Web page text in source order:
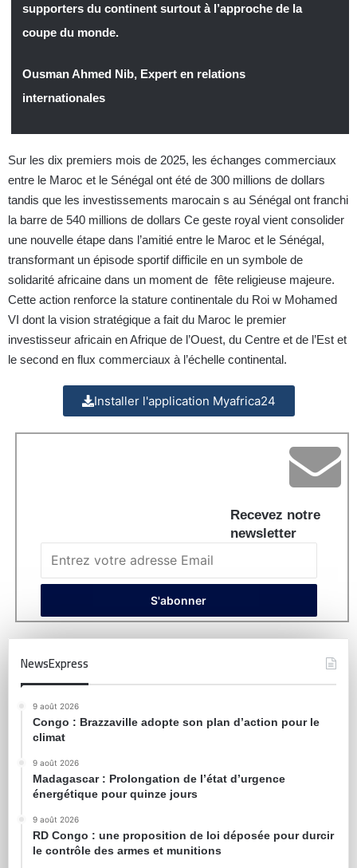
supporters du continent surtout à l’approche de la
coupe du monde.
Ousman Ahmed Nib, Expert en relations
internationales
Sur les dix premiers mois de 2025, les échanges commerciaux
entre le Maroc et le Sénégal ont été de 300 millions de dollars
tandis que les investissements marocain s au Sénégal ont franchi
la barre de 540 millions de dollars Ce geste royal vient consolider
une nouvelle étape dans l’amitié entre le Maroc et le Sénégal,
transformant un épisode sportif difficile en un symbole de
solidarité africaine dans un moment de fête religieuse majeure.
Cette action renforce la stature continentale du Roi w Mohamed
VI dont la vision stratégique a fait du Maroc le premier
investisseur africain en Afrique de l’Ouest, du Centre et de l’Est et
le second en flux commerciaux à l’échelle continental.
Installer l'application Myafrica24
Recevez notre
newsletter
NewsExpress
9 août 2026
Congo : Brazzaville adopte son plan d’action pour le
climat
9 août 2026
Madagascar : Prolongation de l’état d’urgence
énergétique pour quinze jours
9 août 2026
RD Congo : une proposition de loi déposée pour durcir
le contrôle des armes et munitions